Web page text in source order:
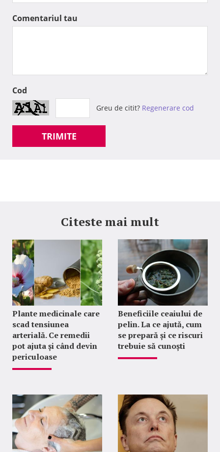
Comentariul tau
Cod
Greu de citit? Regenerare cod
TRIMITE
Citeste mai mult
Plante medicinale care
scad tensiunea
arterială. Ce remedii
pot ajuta și când devin
periculoase
Beneficiile ceaiului de
pelin. La ce ajută, cum
se prepară și ce riscuri
trebuie să cunoști